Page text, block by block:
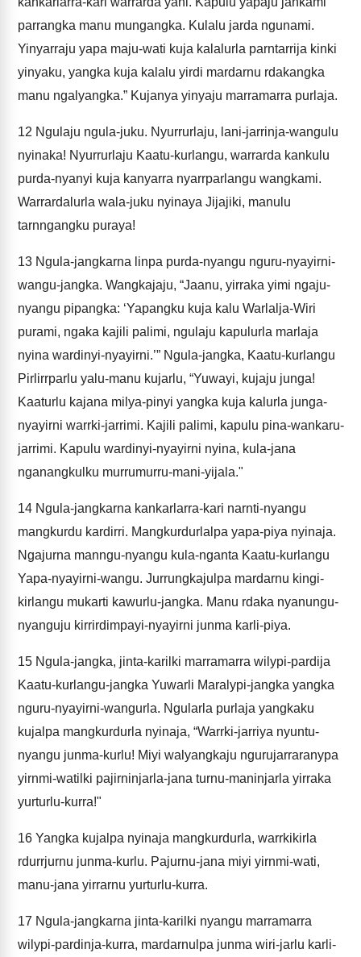
parrangka manu mungangka. Kulalu jarda ngunami.
Yinyarraju yapa maju-wati kuja kalalurla parntarrija kinki
yinyaku, yangka kuja kalalu yirdi mardarnu rdakangka
manu ngalyangka.” Kujanya yinyaju marramarra purlaja.
12 Ngulaju ngula-juku. Nyurrurlaju, lani-jarrinja-wangulu
nyinaka! Nyurrurlaju Kaatu-kurlangu, warrarda kankulu
purda-nyanyi kuja kanyarra nyarrparlangu wangkami.
Warrardalurla wala-juku nyinaya Jijajiki, manulu
tarnngangku puraya!
13 Ngula-jangkarna linpa purda-nyangu nguru-nyayirni-
wangu-jangka. Wangkajaju, “Jaanu, yirraka yimi ngaju-
nyangu pipangka: ‘Yapangku kuja kalu Warlalja-Wiri
purami, ngaka kajili palimi, ngulaju kapulurla marlaja
nyina wardinyi-nyayirni.’” Ngula-jangka, Kaatu-kurlangu
Pirlirrparlu yalu-manu kujarlu, “Yuwayi, kujaju junga!
Kaaturlu kajana milya-pinyi yangka kuja kalurla junga-
nyayirni warrki-jarrimi. Kajili palimi, kapulu pina-wankaru-
jarrimi. Kapulu wardinyi-nyayirni nyina, kula-jana
nganangkulku murrumurru-mani-yijala."
14 Ngula-jangkarna kankarlarra-kari narnti-nyangu
mangkurdu kardirri. Mangkurdurlalpa yapa-piya nyinaja.
Ngajurna manngu-nyangu kula-nganta Kaatu-kurlangu
Yapa-nyayirni-wangu. Jurrungkajulpa mardarnu kingi-
kirlangu mukarti kawurlu-jangka. Manu rdaka nyanungu-
nyanguju kirrirdimpayi-nyayirni junma karli-piya.
15 Ngula-jangka, jinta-karilki marramarra wilypi-pardija
Kaatu-kurlangu-jangka Yuwarli Maralypi-jangka yangka
nguru-nyayirni-wangurla. Ngularla purlaja yangkaku
kujalpa mangkurdurla nyinaja, “Warrki-jarriya nyuntu-
nyangu junma-kurlu! Miyi walyangkaju ngurujarraranypa
yirnmi-watilki pajirninjarla-jana turnu-maninjarla yirraka
yurturlu-kurra!"
16 Yangka kujalpa nyinaja mangkurdurla, warrkikirla
rdurrjurnu junma-kurlu. Pajurnu-jana miyi yirnmi-wati,
manu-jana yirrarnu yurturlu-kurra.
17 Ngula-jangkarna jinta-karilki nyangu marramarra
wilypi-pardinja-kurra, mardarnulpa junma wiri-jarlu karli-